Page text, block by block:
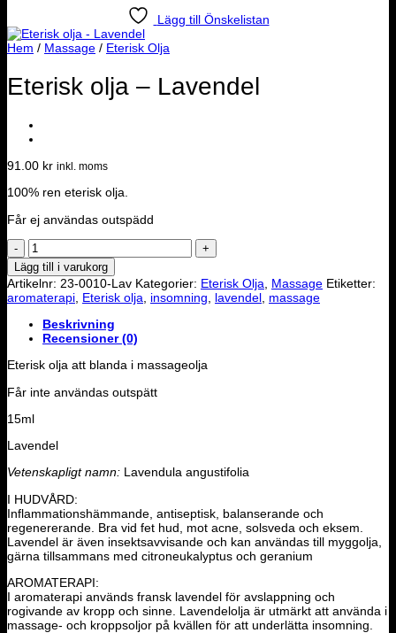
Lägg till Önskelistan
Hem / Massage / Eterisk Olja
Eterisk olja – Lavendel
91.00 kr inkl. moms
100% ren eterisk olja.
Får ej användas outspädd
Eterisk
olja
-
Lavendel
mängd
Lägg till i varukorg
Artikelnr: 23-0010-Lav Kategorier: Eterisk Olja Massage Etiketter:
aromaterapi Eterisk olja insomning lavendel massage
Beskrivning
Recensioner (0)
Eterisk olja att blanda i massageolja
Får inte användas outspätt
15ml
Lavendel
Vetenskapligt namn: Lavendula angustifolia
I HUDVÅRD:
Inflammationshämmande, antiseptisk, balanserande och
regenererande. Bra vid fet hud, mot acne, solsveda och eksem.
Lavendel är även insektsavvisande och kan användas till myggolja,
gärna tillsammans med citroneukalyptus och geranium
AROMATERAPI:
I aromaterapi används fransk lavendel för avslappning och
rogivande av kropp och sinne. Lavendelolja är utmärkt att använda i
massage- och kroppsoljor på kvällen för att underlätta insomning.